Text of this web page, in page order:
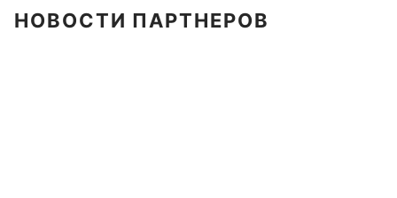
НОВОСТИ ПАРТНЕРОВ